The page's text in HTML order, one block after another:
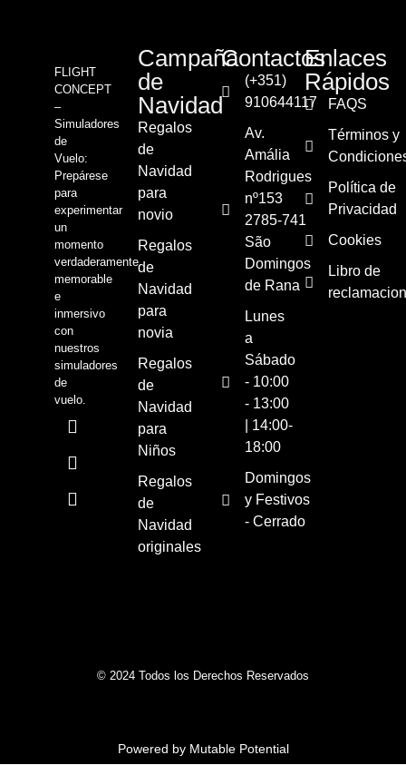
FLIGHT
CONCEPT
–
Simuladores
de
Vuelo:
Prepárese
para
experimentar
un
momento
verdaderamente
memorable
e
inmersivo
con
nuestros
simuladores
de
vuelo.
Campaña
de
Navidad
Regalos
de
Navidad
para
novio
Regalos
de
Navidad
para
novia
Regalos
de
Navidad
para
Niños
Regalos
de
Navidad
originales
Contactos
(+351)
910644117
Av.
Amália
Rodrigues
nº153
2785-741
São
Domingos
de Rana
Lunes
a
Sábado
- 10:00
- 13:00
| 14:00-
18:00
Domingos
y Festivos
- Cerrado
Enlaces
Rápidos
FAQS
Términos y
Política de
Privacidad
Cookies
Libro de
© 2024 Todos los Derechos Reservados
Powered by Mutable Potential